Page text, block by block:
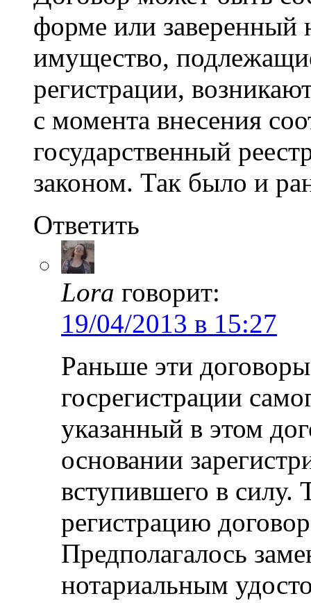
форме или заверенный
имущество,
регистрации,
с момента внесения
государственный
законом. Так было и
Ответить
Lora говорит:
19/04/2013 в 15:27
Раньше эти
госрегистрации
указанный в этом
основании
вступившего в
регистрацию
Предполагалось
нотариальным